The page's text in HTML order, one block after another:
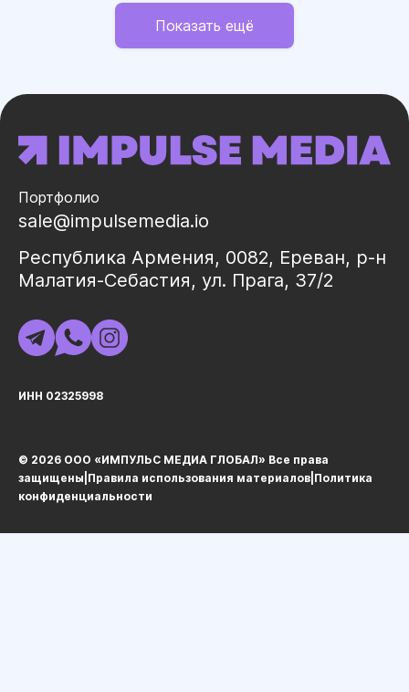
Показать ещё
Портфолио
sale@impulsemedia.io
Республика Армения, 0082, Ереван, р-н
Малатия-Себастия, ул. Прага, 37/2
ИНН 02325998
© 2026 ООО «ИМПУЛЬС МЕДИА ГЛОБАЛ» Все права
защищеныㅤ|ㅤ Правила использования материалов Политика
конфиденциальности